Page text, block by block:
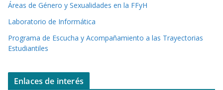
Áreas de Género y Sexualidades en la FFyH
Laboratorio de Informática
Programa de Escucha y Acompañamiento a las Trayectorias
Estudiantiles
Enlaces de interés